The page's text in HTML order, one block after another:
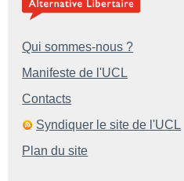
Qui sommes-nous ?
Manifeste de l'UCL
Contacts
Syndiquer le site de l'UCL
Plan du site